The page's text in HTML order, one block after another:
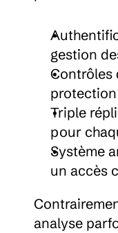
gestion
Contrôles
Triple
pour
Système
un accès
analyse